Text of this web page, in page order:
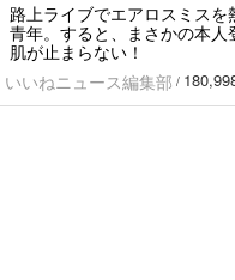
路上ライブでエアロスミスを
青年。すると、まさかの本人
肌が止まらない！
いいねニュース編集部 /